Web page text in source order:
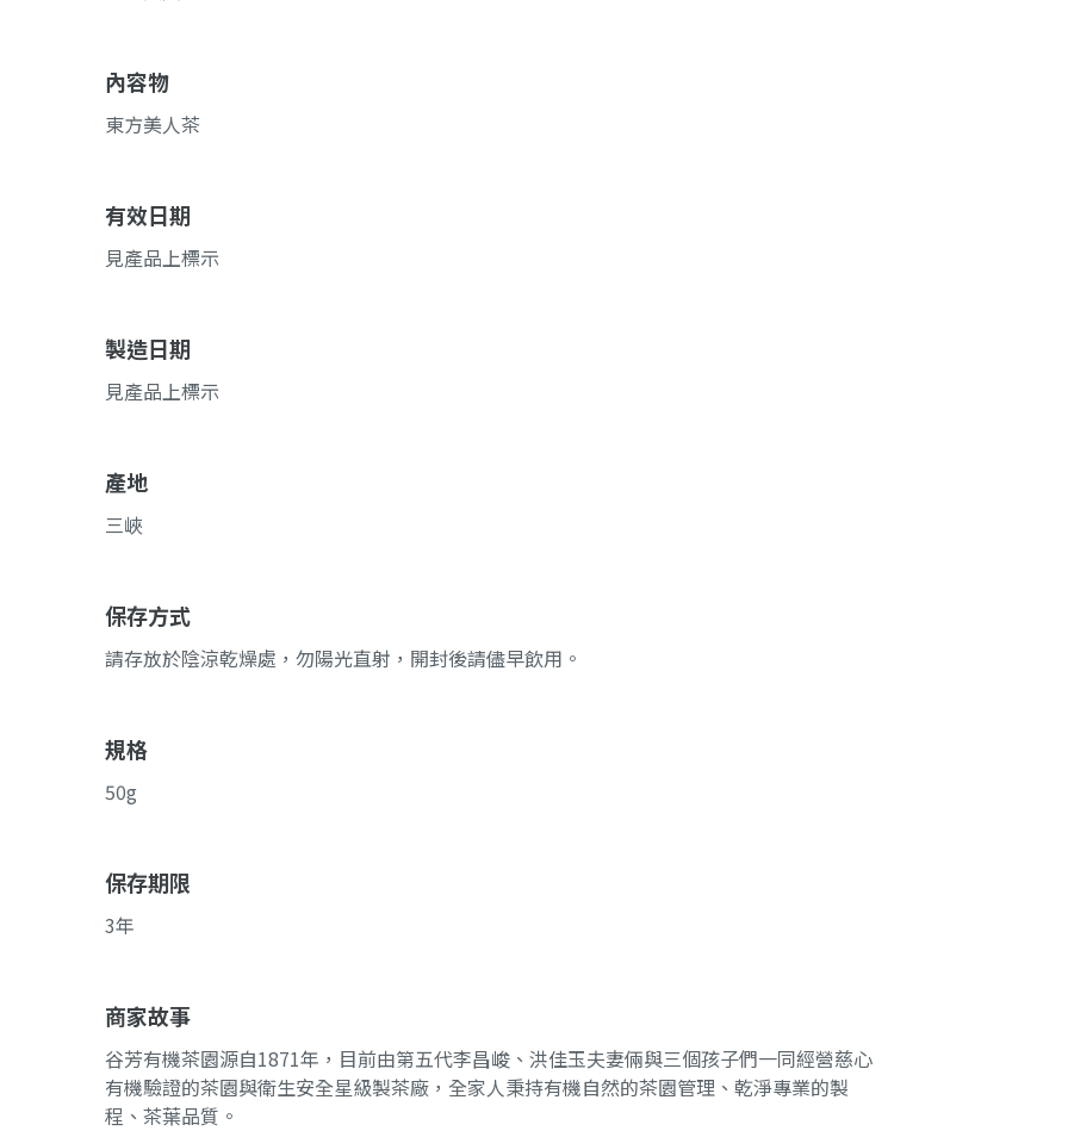
內容物
東方美人茶
有效日期
見產品上標示
製造日期
見產品上標示
產地
三峽
保存方式
請存放於陰涼乾燥處，勿陽光直射，開封後請儘早飲用。
規格
50g
保存期限
3年
商家故事
谷芳有機茶園源自1871年，目前由第五代李昌峻、洪佳玉夫妻倆與三個孩子們一同經營慈心
有機驗證的茶園與衛生安全星級製茶廠，全家人秉持有機自然的茶園管理、乾淨專業的製
程、茶葉品質。